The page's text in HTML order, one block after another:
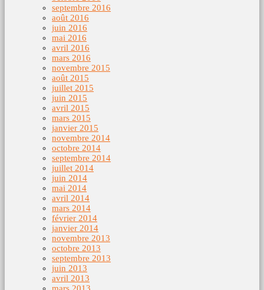
septembre 2016
août 2016
juin 2016
mai 2016
avril 2016
mars 2016
novembre 2015
août 2015
juillet 2015
juin 2015
avril 2015
mars 2015
janvier 2015
novembre 2014
octobre 2014
septembre 2014
juillet 2014
juin 2014
mai 2014
avril 2014
mars 2014
février 2014
janvier 2014
novembre 2013
octobre 2013
septembre 2013
juin 2013
avril 2013